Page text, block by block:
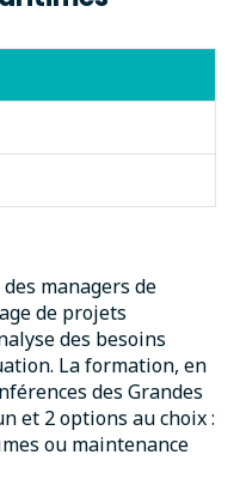
managers de
de projets
des besoins
La formation, en
des Grandes
et 2 options au choix :
ou maintenance